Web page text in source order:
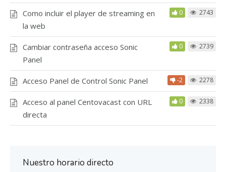
Como incluir el player de streaming en
la web
0 2743
Cambiar contraseña acceso Sonic
Panel
0 2739
Acceso Panel de Control Sonic Panel -2 2278
Acceso al panel Centovacast con URL
directa
0 2338
Nuestro horario directo